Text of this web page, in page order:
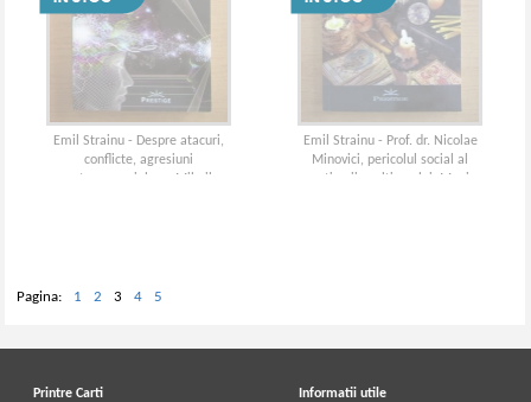
Emil Strainu - Despre atacuri,
conflicte, agresiuni
extrasenzoriale cu Mihail
Emil Strainu - Prof. dr. Nicolae
Minovici, pericolul social al
practicarii ocultismului. Magie,
Pagina: 1 2 3 4 5
Printre Carti Informatii utile